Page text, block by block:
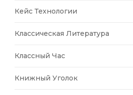
Кейс Технологии
Классическая Литература
Классный Час
Книжный Уголок